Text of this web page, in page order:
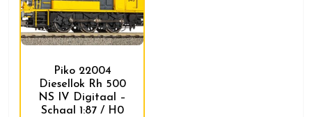
Piko 22004
Diesellok Rh 500
NS IV Digitaal –
Schaal 1:87 / H0